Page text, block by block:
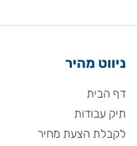
ניווט מהיר
דף הבית
תיק עבודות
לקבלת הצעת מחיר